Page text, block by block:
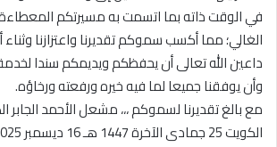
في الوقت ذاته بما اتسمت به مسيرتكم
الغالي؛ مما أكسب سموكم تقديرنا واعتزازنا
داعين الله تعالى أن يحفظكم ويديمكم سندا لخدمة
وأن يوفقنا جميعا لما فيه خيره ورفعته ورخاؤه.
مع بالغ تقديرنا لسموكم ،،، مشعل الأحمد الجابر
الكويت 25 جمادى الآخرة 1447 هـ 16 ديسمبر 2025م”.